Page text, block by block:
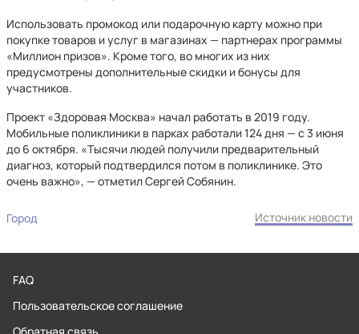
Использовать промокод или подарочную карту можно при
покупке товаров и услуг в магазинах — партнерах программы
«Миллион призов». Кроме того, во многих из них
предусмотрены дополнительные скидки и бонусы для
участников.
Проект «Здоровая Москва» начал работать в 2019 году.
Мобильные поликлиники в парках работали 124 дня — с 3 июня
до 6 октября. «Тысячи людей получили предварительный
диагноз, который подтвердился потом в поликлинике. Это
очень важно», — отметил Сергей Собянин.
Город Источник новости
FAQ
Пользовательское соглашение